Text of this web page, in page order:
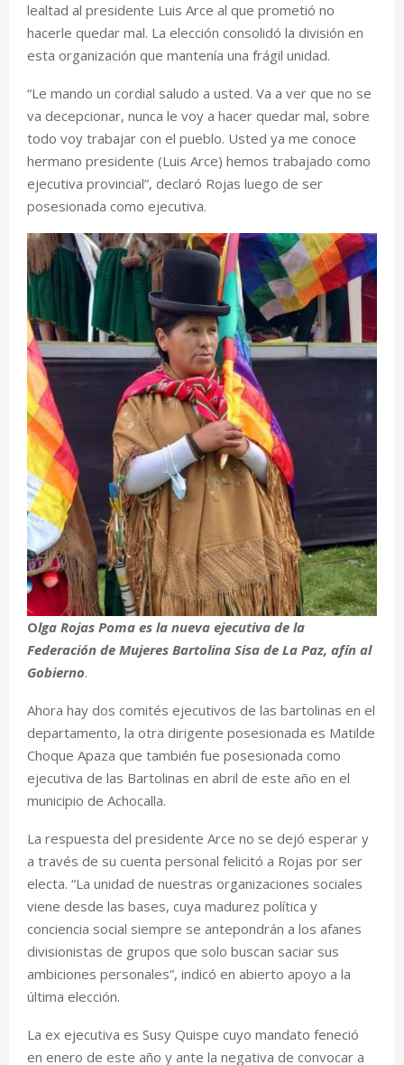
lealtad al presidente Luis Arce al que prometió no
hacerle quedar mal. La elección consolidó la división en
esta organización que mantenía una frágil unidad.
“Le mando un cordial saludo a usted. Va a ver que no se
va decepcionar, nunca le voy a hacer quedar mal, sobre
todo voy trabajar con el pueblo. Usted ya me conoce
hermano presidente (Luis Arce) hemos trabajado como
ejecutiva provincial”, declaró Rojas luego de ser
posesionada como ejecutiva.
Olga Rojas Poma es la nueva ejecutiva de la
Federación de Mujeres Bartolina Sisa de La Paz, afín al
Gobierno.
Ahora hay dos comités ejecutivos de las bartolinas en el
departamento, la otra dirigente posesionada es Matilde
Choque Apaza que también fue posesionada como
ejecutiva de las Bartolinas en abril de este año en el
municipio de Achocalla.
La respuesta del presidente Arce no se dejó esperar y
a través de su cuenta personal felicitó a Rojas por ser
electa. “La unidad de nuestras organizaciones sociales
viene desde las bases, cuya madurez política y
conciencia social siempre se antepondrán a los afanes
divisionistas de grupos que solo buscan saciar sus
ambiciones personales”, indicó en abierto apoyo a la
última elección.
La ex ejecutiva es Susy Quispe cuyo mandato feneció
en enero de este año y ante la negativa de convocar a